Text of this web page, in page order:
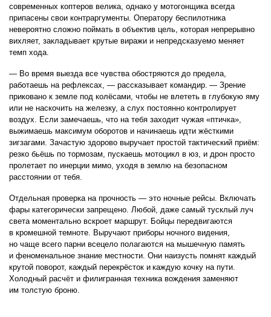
современных коптеров велика, однако у мотогонщика всегда
припасены свои контраргументы. Оператору беспилотника
невероятно сложно поймать в объектив цель, которая непрерывно
вихляет, закладывает крутые виражи и непредсказуемо меняет
темп хода.
— Во время выезда все чувства обостряются до предела,
работаешь на рефлексах, — рассказывает командир. — Зрение
приковано к земле под колёсами, чтобы не влететь в глубокую яму
или не наскочить на железку, а слух постоянно контролирует
воздух. Если замечаешь, что на тебя заходит чужая «птичка»,
выжимаешь максимум оборотов и начинаешь идти жёсткими
зигзагами. Зачастую здорово выручает простой тактический приём:
резко бьёшь по тормозам, пускаешь мотоцикл в юз, и дрон просто
пролетает по инерции мимо, уходя в землю на безопасном
расстоянии от тебя.
Отдельная проверка на прочность — это ночные рейсы. Включать
фары категорически запрещено. Любой, даже самый тусклый луч
света моментально вскроет маршрут. Бойцы передвигаются
в кромешной темноте. Выручают приборы ночного видения,
но чаще всего парни всецело полагаются на мышечную память
и феноменальное знание местности. Они наизусть помнят каждый
крутой поворот, каждый перекрёсток и каждую кочку на пути.
Холодный расчёт и филигранная техника вождения заменяют
им толстую броню.